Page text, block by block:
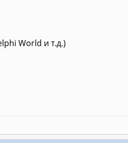
World и т.д.)